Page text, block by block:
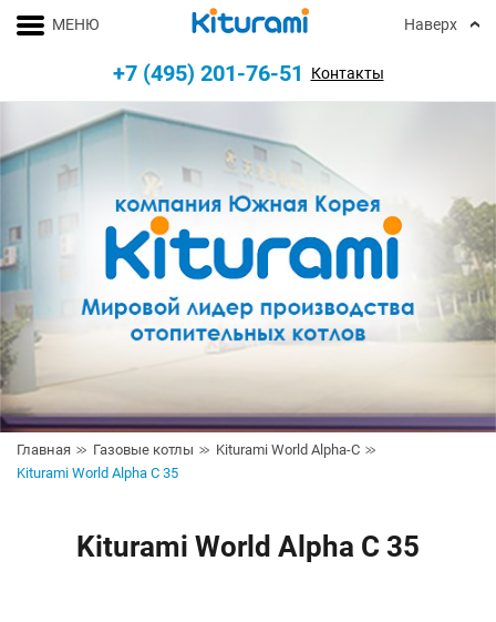
Главная Газовые котлы
Kiturami World Alpha-C
Kiturami World Alpha C 35
Kiturami World Alpha C 35
МЕНЮ Наверх
+7 (495) 201-76-51 Контакты